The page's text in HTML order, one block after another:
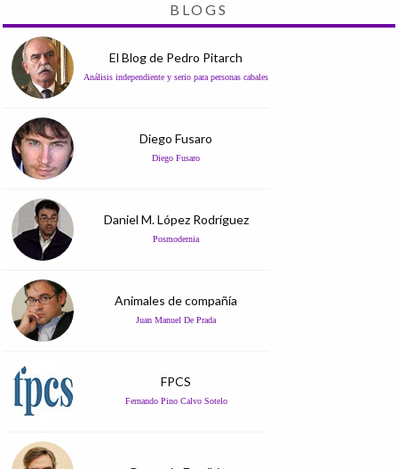
BLOGS
El Blog de Pedro Pitarch
Análisis independiente y serio para personas cabales
Diego Fusaro
Diego Fusaro
Daniel M. López Rodríguez
Posmodernia
Animales de compañía
Juan Manuel De Prada
FPCS
Fernando Pino Calvo Sotelo